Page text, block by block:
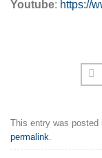
Youtube: https://
This entry was posted
permalink